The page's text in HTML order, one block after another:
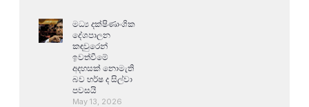
මධ්‍ය දක්ෂිණාංශික
දේශපාලන
කඳවුරෙන්
ඉවත්වීමේ
අදහසක් නොමැති
බව හර්ෂ ද සිල්වා
පවසයි
May 13, 2026